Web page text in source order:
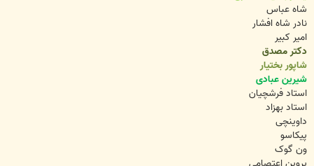
شاه عباس
نادر شاه افشار
امیر کبیر
دکتر مصدق
شاپور بختیار
شیرین عبادی
استاد فرشچیان
استاد بهزاد
داوینچی
پیکاسو
ون گوک